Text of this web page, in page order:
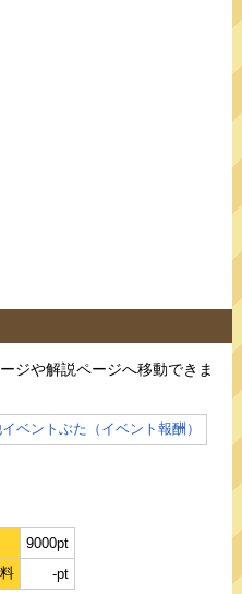
ジや解説ページへ移動できま
ベントぶた（イベント報酬）
9000pt
-pt